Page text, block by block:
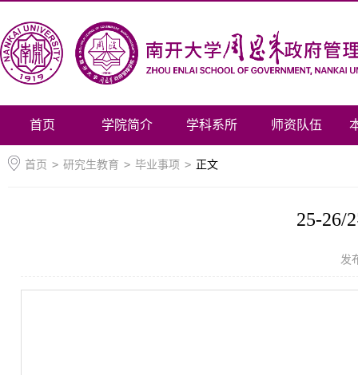
首页 学院简介 学科系所 师资队伍
首页 > 研究生教育 > 毕业事项 > 正文
25-26/
发